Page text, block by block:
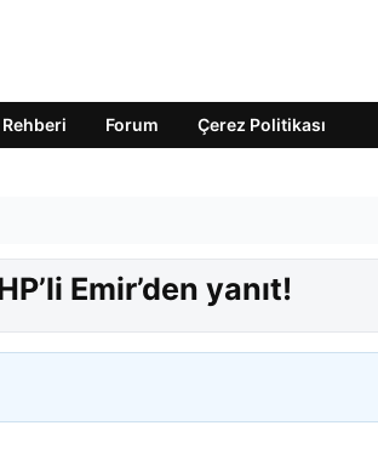
Forum Çerez Politikası
Emir’den yanıt!